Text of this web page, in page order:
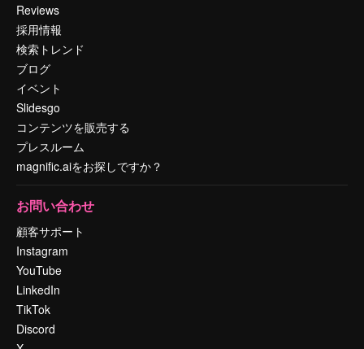
Reviews
採用情報
検索トレンド
ブログ
イベント
Slidesgo
コンテンツを販売する
プレスルーム
magnific.aiをお探しですか？
お問い合わせ
顧客サポート
Instagram
YouTube
LinkedIn
TikTok
Discord